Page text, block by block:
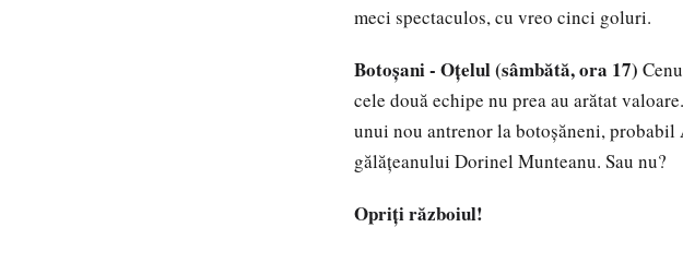
meci spectaculos, cu vreo cinci goluri.
Botoșani - Oțelul (sâmbătă, ora 17)
cele două echipe nu prea au arătat
unui nou antrenor la botoșăneni, probabil
gălățeanului Dorinel Munteanu. Sau nu?
Opriți războiul!